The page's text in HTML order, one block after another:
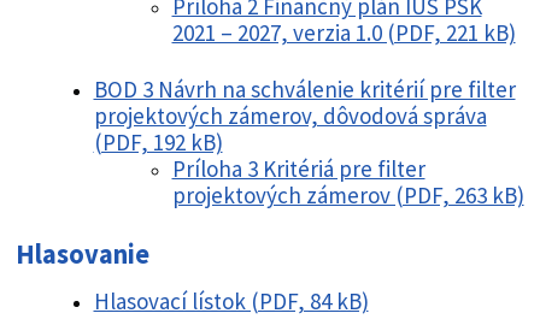
2021 – 2027, verzia 1.0 (PDF, 221 kB)
BOD 3 Návrh na schválenie kritérií pre filter
projektových zámerov, dôvodová správa
(PDF, 192 kB)
Príloha 3 Kritériá pre filter
projektových zámerov (PDF, 263 kB)
Hlasovanie
Hlasovací lístok (PDF, 84 kB)